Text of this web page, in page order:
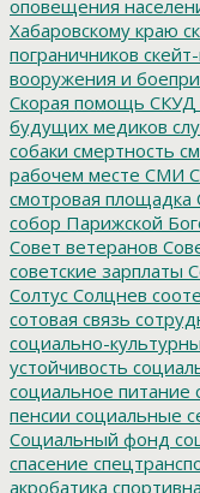
оповещения
Хабаровскому краю
пограничников
вооружения и
Скорая помощь СКУД
будущих медиков
собаки смертность
рабочем месте СМИ
смотровая площадка
собор Парижской
Совет ветеранов
советские зарплаты
Солтус Солцнев
сотовая связь
социально-
устойчивость
социальное питание
пенсии социальные
Социальный фонд
спасение
акробатика